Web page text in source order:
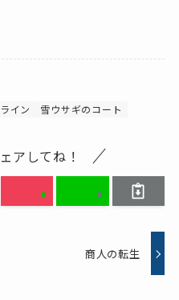
イン 雪ウサギのコート
アしてね！
商人の転生